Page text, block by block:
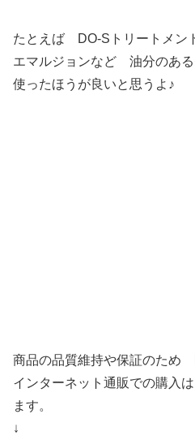
たとえば DO-Sトリートメン
エマルジョンなど 油分のある
使ったほうが良いと思うよ♪
商品の品質維持や保証のため
インターネット通販での購入
ます。
↓